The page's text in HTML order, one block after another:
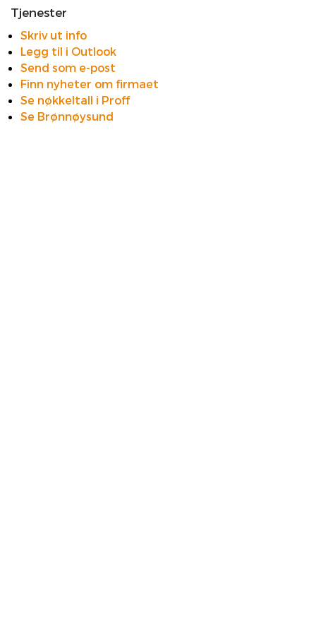
Tjenester
Skriv ut info
Legg til i Outlook
Send som e-post
Finn nyheter om firmaet
Se nøkkeltall i Proff
Se Brønnøysund